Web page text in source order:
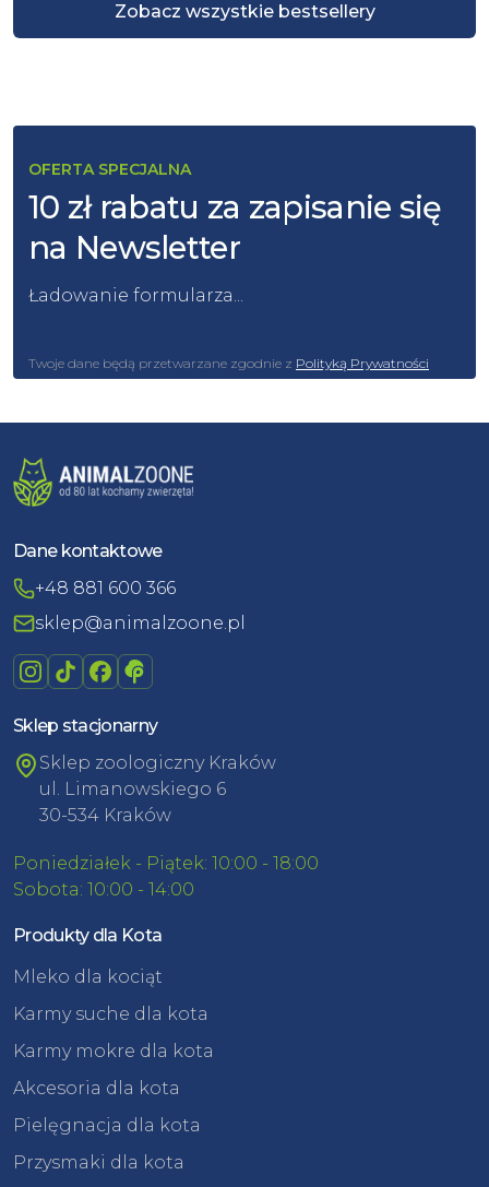
Zobacz wszystkie bestsellery
OFERTA SPECJALNA
10 zł rabatu za zapisanie się
na Newsletter
Ładowanie formularza...
Twoje dane będą przetwarzane zgodnie z Polityką Prywatności
Dane kontaktowe
+48 881 600 366
sklep@animalzoone.pl
Sklep stacjonarny
Sklep zoologiczny Kraków
ul. Limanowskiego 6
30-534 Kraków
Poniedziałek - Piątek: 10:00 - 18:00
Sobota: 10:00 - 14:00
Produkty dla Kota
Mleko dla kociąt
Karmy suche dla kota
Karmy mokre dla kota
Akcesoria dla kota
Pielęgnacja dla kota
Przysmaki dla kota